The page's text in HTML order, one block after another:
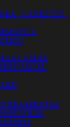
- CARRETES -
CANAL